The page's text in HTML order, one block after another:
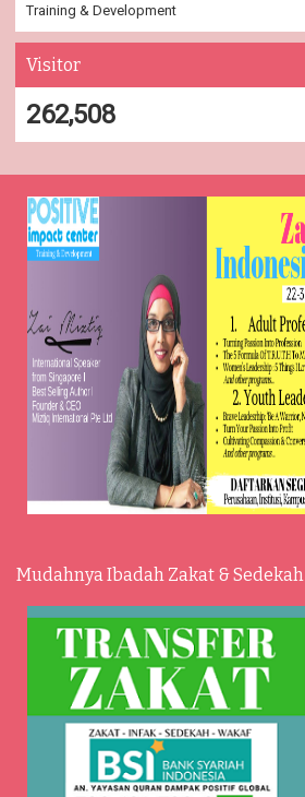
Training & Development
Visitor
262,508
Mudahnya Ibadah Zakat & Sedekah